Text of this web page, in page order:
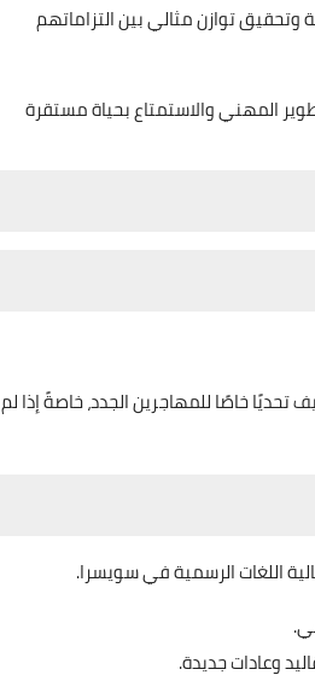
وتحقيق توازن مثالي بين التزاماتهم
المهني والاستمتاع بحياة مستقرة
تحديًا خاصًا للمهاجرين الجدد، خاصةً إذا لم
اللغات الرسمية في سويسرا.
وعادات جديدة.